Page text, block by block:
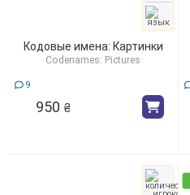
Кодовые имена: Картинки
Codenames: Pictures
9
950 ₴